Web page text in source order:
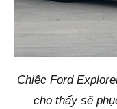
Chiếc Ford
cho thấy sẽ